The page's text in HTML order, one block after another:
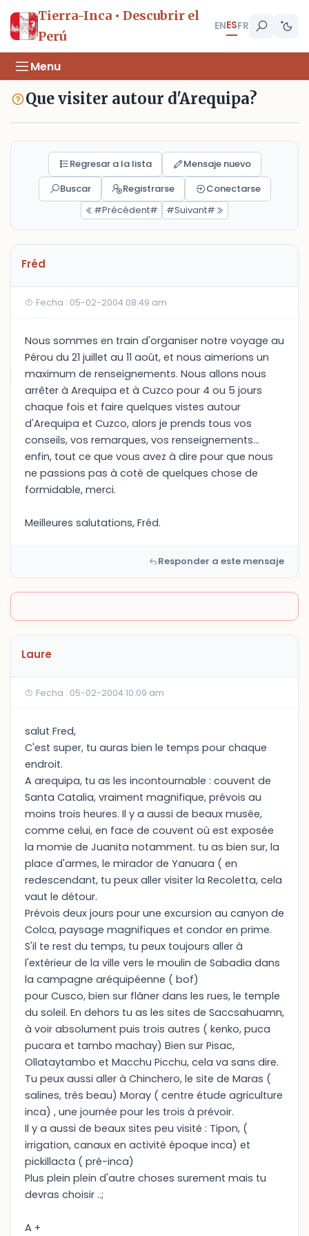
Tierra-Inca • Descubrir el
Perú
ENESFR
Menu
Que visiter autour d'Arequipa?
Regresar a la lista
Mensaje nuevo
Buscar
Registrarse
Conectarse
#Précédent#
#Suivant#
Fréd
Fecha : 05-02-2004 08:49 am
Nous sommes en train d'organiser notre voyage au
Pérou du 21 juillet au 11 août, et nous aimerions un
maximum de renseignements. Nous allons nous
arrêter à Arequipa et à Cuzco pour 4 ou 5 jours
chaque fois et faire quelques vistes autour
d'Arequipa et Cuzco, alors je prends tous vos
conseils, vos remarques, vos renseignements...
enfin, tout ce que vous avez à dire pour que nous
ne passions pas à coté de quelques chose de
formidable, merci.
Meilleures salutations, Fréd.
Responder a este mensaje
Laure
Fecha : 05-02-2004 10:09 am
salut Fred,
C'est super, tu auras bien le temps pour chaque
endroit.
A arequipa, tu as les incontournable : couvent de
Santa Catalia, vraiment magnifique, prévois au
moins trois heures. Il y a aussi de beaux musée,
comme celui, en face de couvent où est exposée
la momie de Juanita notamment. tu as bien sur, la
place d'armes, le mirador de Yanuara ( en
redescendant, tu peux aller visiter la Recoletta, cela
vaut le détour.
Prévois deux jours pour une excursion au canyon de
Colca, paysage magnifiques et condor en prime.
S'il te rest du temps, tu peux toujours aller à
l'extérieur de la ville vers le moulin de Sabadia dans
la campagne aréquipéenne ( bof)
pour Cusco, bien sur flâner dans les rues, le temple
du soleil. En dehors tu as les sites de Saccsahuamn,
à voir absolument puis trois autres ( kenko, puca
pucara et tambo machay) Bien sur Pisac,
Ollataytambo et Macchu Picchu, cela va sans dire.
Tu peux aussi aller à Chinchero, le site de Maras (
salines, très beau) Moray ( centre étude agriculture
inca) , une journée pour les trois à prévoir.
Il y a aussi de beaux sites peu visité : Tipon, (
irrigation, canaux en activité époque inca) et
pickillacta ( pré-inca)
Plus plein plein d'autre choses surement mais tu
devras choisir ..;
A +